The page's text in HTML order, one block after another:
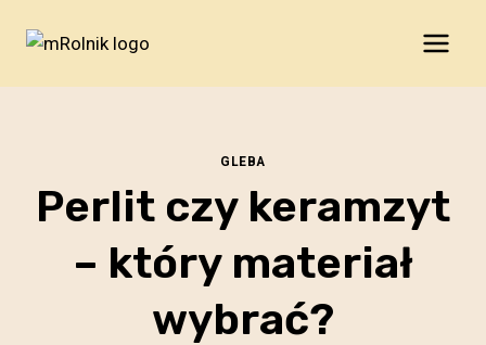
GLEBA
Perlit czy keramzyt
– który materiał
wybrać?